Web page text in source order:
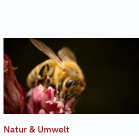
Natur & Umwelt